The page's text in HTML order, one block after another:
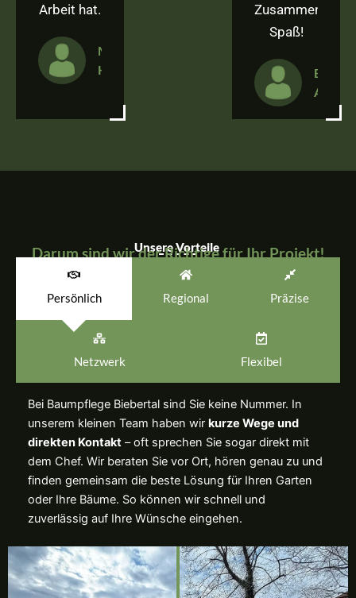
Arbeit hat.
Marvin
Hahn
Zusammenarbeit
Spaß!
Baris
Asan
Unsere Vorteile
Darum sind wir der Richtige für Ihr Projekt!
Persönlich Regional Präzise
Netzwerk Flexibel
Bei Baumpflege Biebertal sind Sie keine Nummer. In
unserem kleinen Team haben wir kurze Wege und
direkten Kontakt– oft sprechen Sie sogar direkt mit
dem Chef. Wir beraten Sie vor Ort, hören genau zu und
finden gemeinsam die beste Lösung für Ihren Garten
oder Ihre Bäume. So können wir schnell und
zuverlässig auf Ihre Wünsche eingehen.